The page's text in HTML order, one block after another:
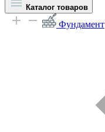
Каталог товаров
Фундамент